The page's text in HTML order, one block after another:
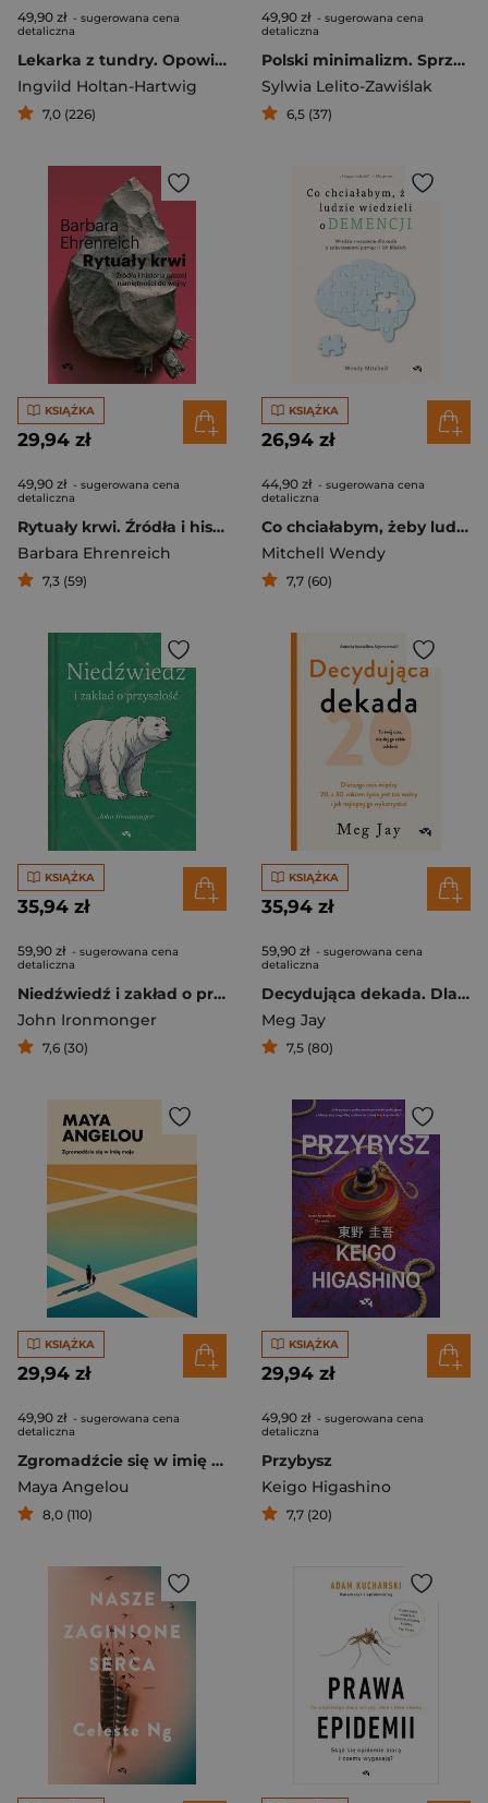
49,90 zł - sugerowana cena
detaliczna
Lekarka z tundry. Opowieść z krańców Norwegii
Ingvild Holtan-Hartwig
7,0 (226)
49,90 zł - sugerowana cena
detaliczna
Polski minimalizm. Sprzątamy swoją przestrzeń metodą 22 kategorie przez 12 miesięcy
Sylwia Lelito-Zawiślak
6,5 (37)
KSIĄŻKA
29,94 zł
49,90 zł - sugerowana cena
detaliczna
Rytuały krwi. Źródła i historia naszej namiętności do wojny
Barbara Ehrenreich
7,3 (59)
KSIĄŻKA
26,94 zł
44,90 zł - sugerowana cena
detaliczna
Co chciałabym, żeby ludzie wiedzieli o demencji
Mitchell Wendy
7,7 (60)
KSIĄŻKA
35,94 zł
59,90 zł - sugerowana cena
detaliczna
Niedźwiedź i zakład o przyszłość
John Ironmonger
7,6 (30)
KSIĄŻKA
35,94 zł
59,90 zł - sugerowana cena
detaliczna
Decydująca dekada. Dlaczego czas między 20. a 30. rokiem życia jest tak ważny i jak najlepiej go wykorzystać
Meg Jay
7,5 (80)
KSIĄŻKA
29,94 zł
49,90 zł - sugerowana cena
detaliczna
Zgromadźcie się w imię moje
Maya Angelou
8,0 (110)
KSIĄŻKA
29,94 zł
49,90 zł - sugerowana cena
detaliczna
Przybysz
Keigo Higashino
7,7 (20)